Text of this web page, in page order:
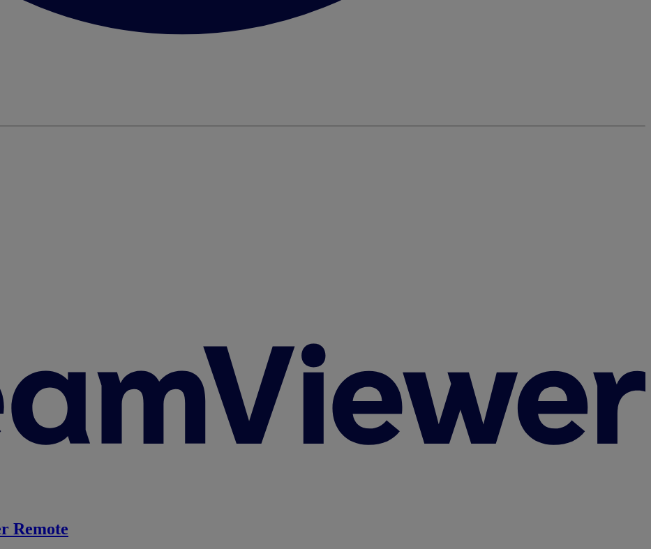
Remote